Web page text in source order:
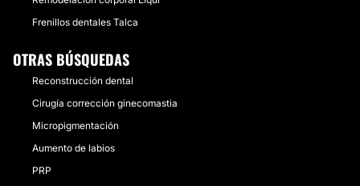
Frenillos dentales Talca
OTRAS BÚSQUEDAS
Reconstrucción dental
Cirugía corrección ginecomastia
Micropigmentación
Aumento de labios
PRP